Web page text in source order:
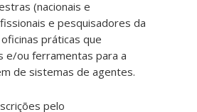
(nacionais e
e pesquisadores da
práticas que
e/ou ferramentas para a
de sistemas de agentes.
pelo